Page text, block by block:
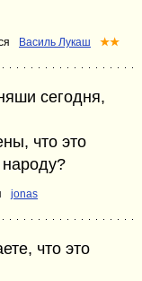
Василь Лукаш ★★
сегодня,
что это
jonas
что это